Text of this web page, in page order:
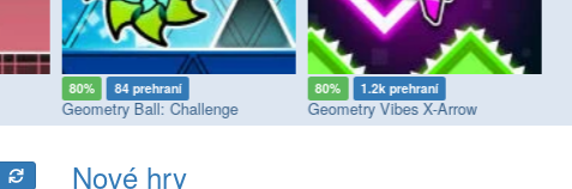
80% 84 prehraní
Geometry Ball: Challenge
80% 1.2k prehraní
Geometry Vibes X-Arrow
Nové hry